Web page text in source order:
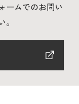
ームでのお問い